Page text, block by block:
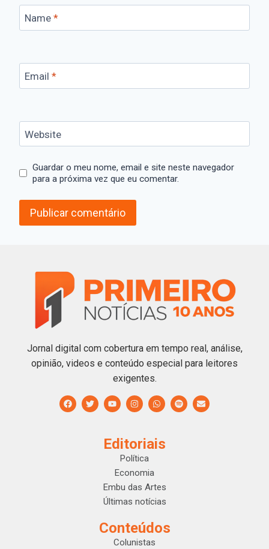
Name *
Email *
Website
Guardar o meu nome, email e site neste navegador
para a próxima vez que eu comentar.
Jornal digital com cobertura em tempo real, análise,
opinião, videos e conteúdo especial para leitores
exigentes.
Editoriais
Política
Economia
Embu das Artes
Últimas notícias
Conteúdos
Colunistas